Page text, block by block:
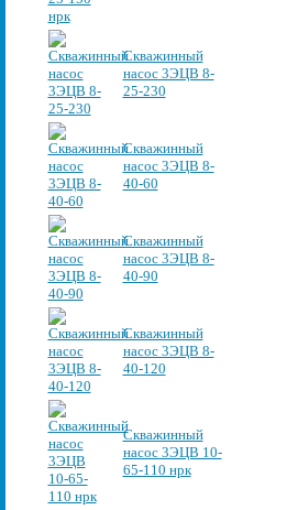
Скважинный
насос 3ЭЦВ 8-
25-230
Скважинный
насос 3ЭЦВ 8-
40-60
Скважинный
насос 3ЭЦВ 8-
40-90
Скважинный
насос 3ЭЦВ 8-
40-120
Скважинный
насос 3ЭЦВ 10-
65-110 нрк